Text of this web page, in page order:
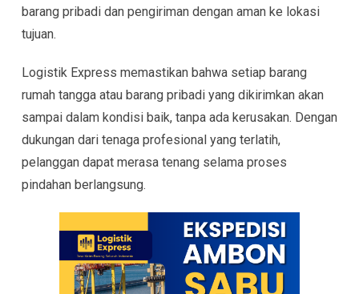
barang pribadi dan pengiriman dengan aman ke lokasi
tujuan.
Logistik Express memastikan bahwa setiap barang
rumah tangga atau barang pribadi yang dikirimkan akan
sampai dalam kondisi baik, tanpa ada kerusakan. Dengan
dukungan dari tenaga profesional yang terlatih,
pelanggan dapat merasa tenang selama proses
pindahan berlangsung.